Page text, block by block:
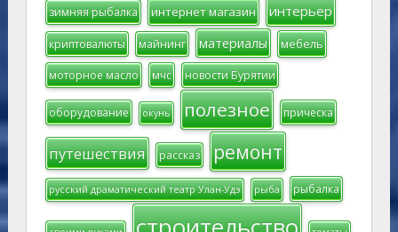
зимняя рыбалка интернет магазин интерьер
криптовалюты майнинг материалы мебель
моторное масло мчс новости Бурятии
оборудование окунь полезное прическа
путешествия рассказ ремонт
русский драматический театр Улан-Удэ рыба рыбалка